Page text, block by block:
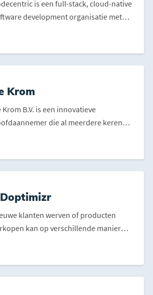
is een full-stack, cloud-native
development organisatie met
Krom
Krom B.V. is een innovatieve
die al meerdere keren
klanten werven of producten
kan op verschillende manieren